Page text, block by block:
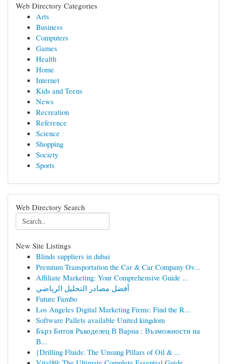
Web Directory Categories
Arts
Business
Computers
Games
Health
Home
Internet
Kids and Teens
News
Recreation
Reference
Science
Shopping
Society
Sports
Web Directory Search
New Site Listings
Blinds suppliers in dubai
Premium Transportation the Car & Car Company Ov...
Affiliate Marketing: Your Comprehensive Guide ...
أفضل مصادر التحليل الرياضي
Future Fambo
Los Angeles Digital Marketing Firms: Find the R...
Software Pallets available United kingdom
Бърз Битов Ръкоделец В Варна : Възможности на
В...
{Drilling Fluids: The Unsung Pillars of Oil & ...